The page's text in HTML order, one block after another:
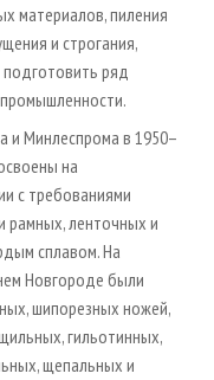
материалов, пиления
и строгания,
подготовить ряд
и Минлеспрома в 1950–
на
с требованиями
рамных, ленточных и
сплавом. На
Новгороде были
шипорезных ножей,
гильотинных,
щепальных и